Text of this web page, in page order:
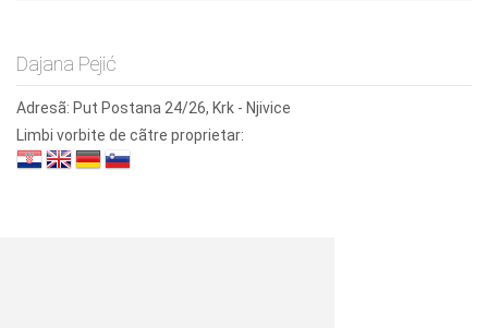
Dajana Pejić
Adresã: Put Postana 24/26, Krk - Njivice
Limbi vorbite de cãtre proprietar: